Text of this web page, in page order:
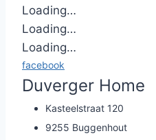
Loading…
Loading…
Loading…
facebook
Duverger Home
Kasteelstraat 120
9255 Buggenhout